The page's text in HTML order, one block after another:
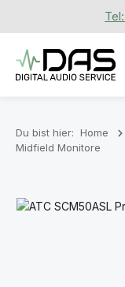
Zum Hauptinhalt
Du bist hier: Home
Midfield Monitore
Bildergalerie